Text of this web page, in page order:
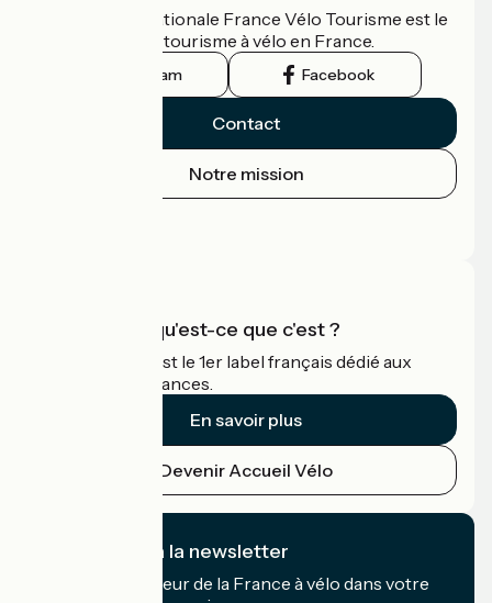
L'association nationale France Vélo Tourisme est le
guide officiel du tourisme à vélo en France.
Instagram Facebook
Contact
Notre mission
Accueil Vélo qu'est-ce que c'est ?
Accueil Vélo c'est le 1er label français dédié aux
cyclistes en vacances.
En savoir plus
Devenir Accueil Vélo
Je m'abonne à la newsletter
Recevez le meilleur de la France à vélo dans votre